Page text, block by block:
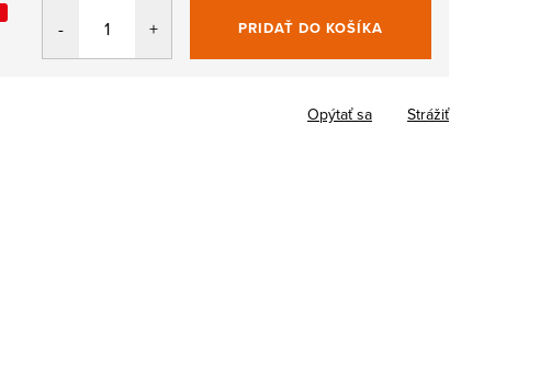
PRIDAŤ DO KOŠÍKA
Opýtať sa Strážiť